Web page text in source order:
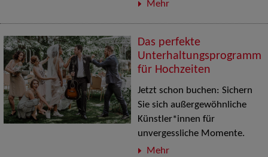
Mehr
Das perfekte
Unterhaltungsprogramm
für Hochzeiten
Jetzt schon buchen: Sichern
Sie sich außergewöhnliche
Künstler*innen für
unvergessliche Momente.
Mehr